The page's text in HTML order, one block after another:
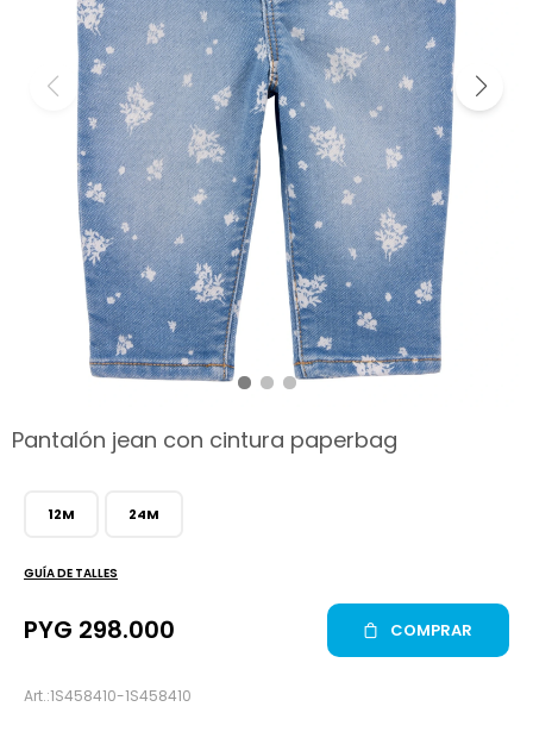
Pantalón jean con cintura paperbag
1S458410-1S458410
12M 24M
GUÍA DE TALLES
PYG 298.000 COMPRAR
Carter
OUTLET